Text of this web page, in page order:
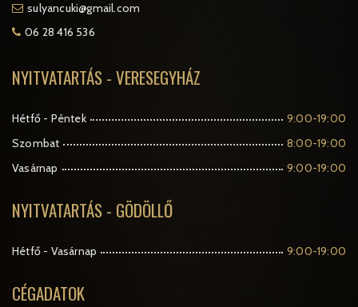
sulyancuki@gmail.com
06 28 416 536
NYITVATARTÁS - VERESEGYHÁZ
Hétfő - Péntek
9:00-19:00
Szombat
8:00-19:00
Vasárnap
9:00-19:00
NYITVATARTÁS - GÖDÖLLŐ
Hétfő - Vasárnap 9:00-19:00
CÉGADATOK